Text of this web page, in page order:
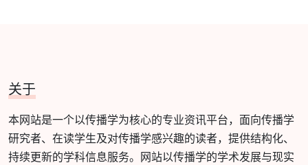
关于
本网站是一个以传播学为核心的专业资讯平台，面向传播学
研究者、在读学生及对传播学感兴趣的读者，提供结构化、
持续更新的学科信息服务。网站以传播学的学术发展与现实